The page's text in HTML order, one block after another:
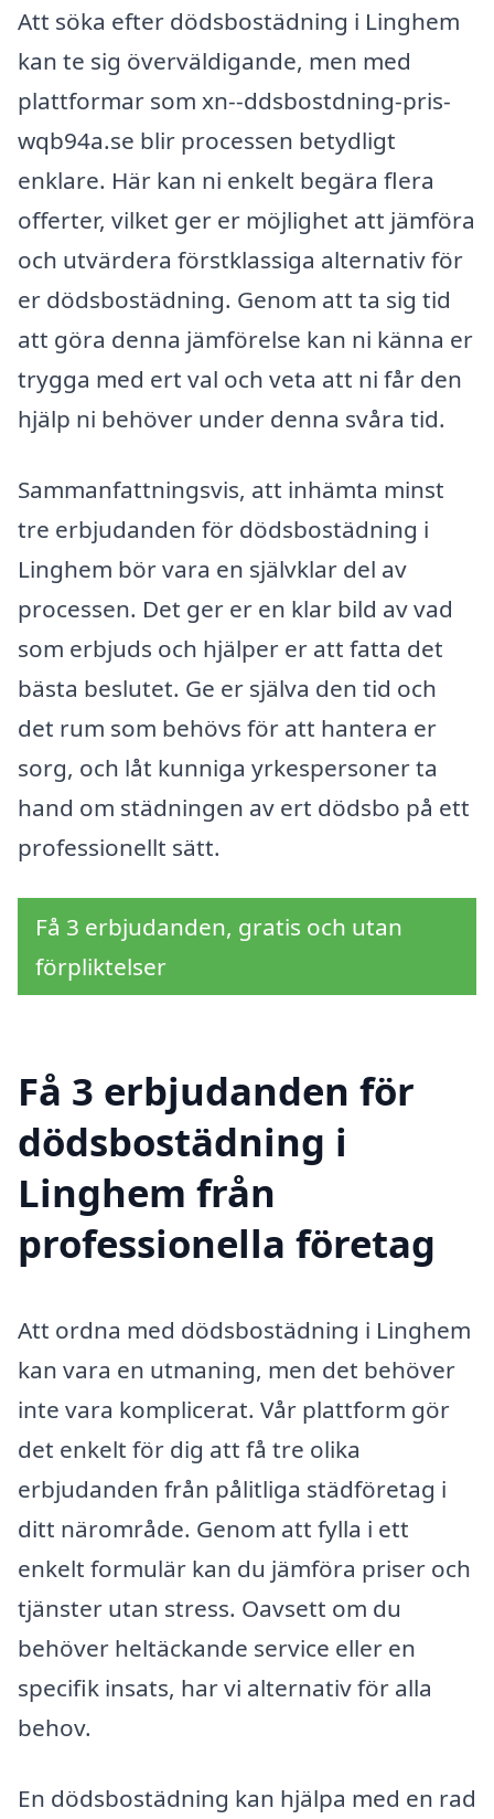
Att söka efter dödsbostädning i Linghem
kan te sig överväldigande, men med
plattformar som xn--ddsbostdning-pris-
wqb94a.se blir processen betydligt
enklare. Här kan ni enkelt begära flera
offerter, vilket ger er möjlighet att jämföra
och utvärdera förstklassiga alternativ för
er dödsbostädning. Genom att ta sig tid
att göra denna jämförelse kan ni känna er
trygga med ert val och veta att ni får den
hjälp ni behöver under denna svåra tid.
Sammanfattningsvis, att inhämta minst
tre erbjudanden för dödsbostädning i
Linghem bör vara en självklar del av
processen. Det ger er en klar bild av vad
som erbjuds och hjälper er att fatta det
bästa beslutet. Ge er själva den tid och
det rum som behövs för att hantera er
sorg, och låt kunniga yrkespersoner ta
hand om städningen av ert dödsbo på ett
professionellt sätt.
Få 3 erbjudanden, gratis och utan
förpliktelser
Få 3 erbjudanden för
dödsbostädning i
Linghem från
professionella företag
Att ordna med dödsbostädning i Linghem
kan vara en utmaning, men det behöver
inte vara komplicerat. Vår plattform gör
det enkelt för dig att få tre olika
erbjudanden från pålitliga städföretag i
ditt närområde. Genom att fylla i ett
enkelt formulär kan du jämföra priser och
tjänster utan stress. Oavsett om du
behöver heltäckande service eller en
specifik insats, har vi alternativ för alla
behov.
En dödsbostädning kan hjälpa med en rad